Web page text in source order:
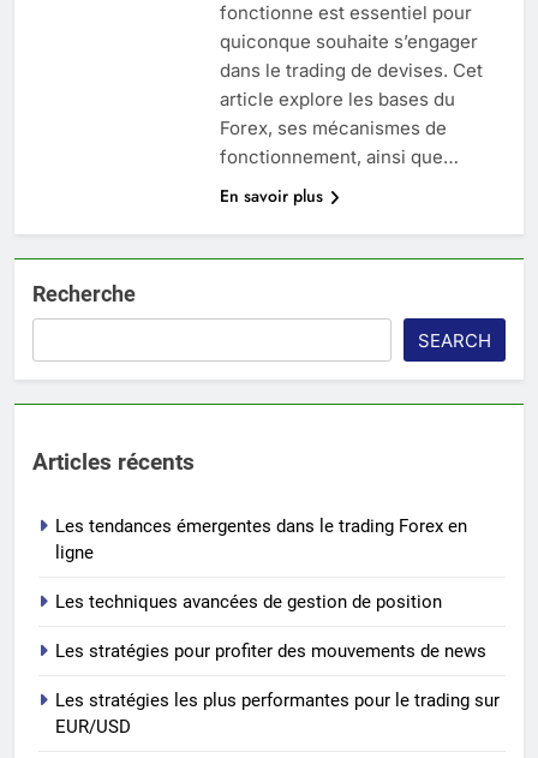
fonctionne est essentiel pour
quiconque souhaite s’engager
dans le trading de devises. Cet
article explore les bases du
Forex, ses mécanismes de
fonctionnement, ainsi que…
En savoir plus
Recherche
SEARCH
Articles récents
Les tendances émergentes dans le trading Forex en
ligne
Les techniques avancées de gestion de position
Les stratégies pour profiter des mouvements de news
Les stratégies les plus performantes pour le trading sur
EUR/USD